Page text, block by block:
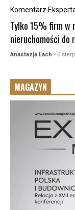
Komentarz
Tylko 15% firm w
nieruchomości do
Anastazja Lach - 6
MAGAZYN